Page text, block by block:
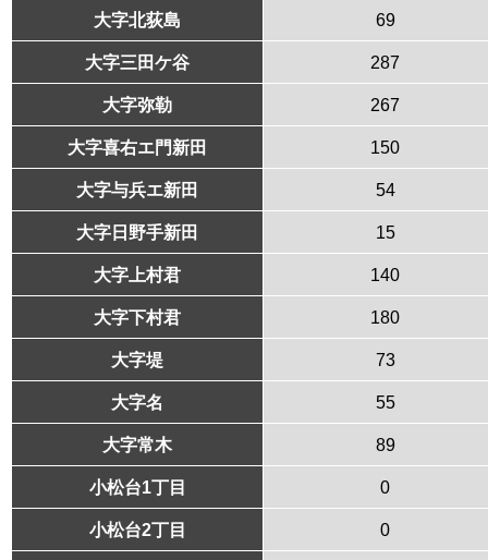
大字北荻島 69
大字三田ケ谷 287
大字弥勒 267
大字喜右エ門新田 150
大字与兵エ新田 54
大字日野手新田 15
大字上村君 140
大字下村君 180
大字堤 73
大字名 55
大字常木 89
小松台1丁目 0
小松台2丁目 0